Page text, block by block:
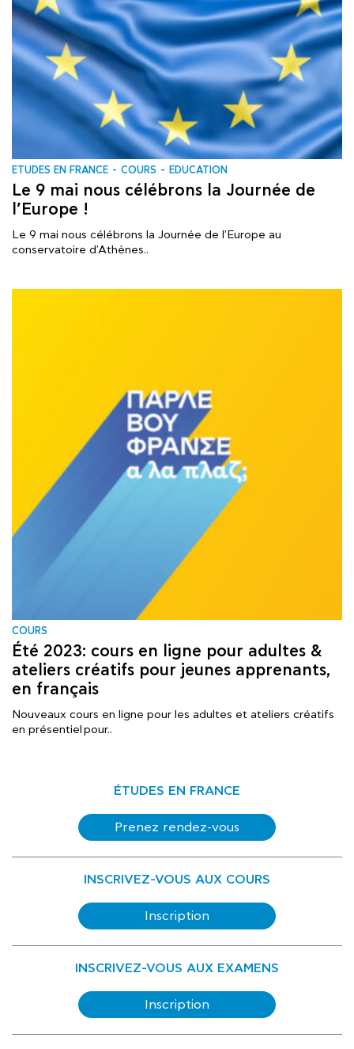
ΕTUDES EN FRANCE COURS EDUCATION
Le 9 mai nous célébrons la Journée de
l’Europe !
Le 9 mai nous célébrons la Journée de l'Europe au
conservatoire d'Athènes..
COURS
Été 2023: cours en ligne pour adultes &
ateliers créatifs pour jeunes apprenants,
en français
Nouveaux cours en ligne pour les adultes et ateliers créatifs
en présentiel pour..
ÉTUDES EN FRANCE
Prenez rendez-vous
INSCRIVEZ-VOUS AUX COURS
Inscription
INSCRIVEZ-VOUS AUX EXAMENS
Inscription